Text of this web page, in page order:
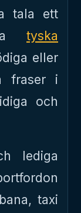
tala ett
tyska
eller
fraser i
och
lediga
taxi